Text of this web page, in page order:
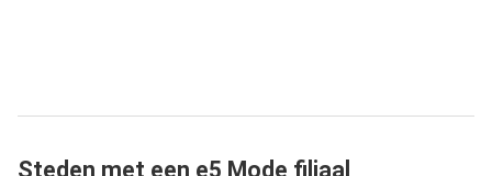
Steden met een e5 Mode filiaal